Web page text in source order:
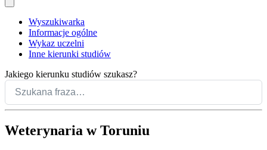
Wyszukiwarka
Informacje ogólne
Wykaz uczelni
Inne kierunki studiów
Jakiego kierunku studiów szukasz?
Weterynaria w Toruniu